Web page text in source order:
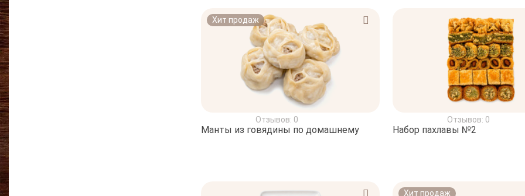
Хит продаж
Отзывов: 0
Манты из говядины по домашнему
Отзывов: 0
Набор пахлавы №2
Хит продаж